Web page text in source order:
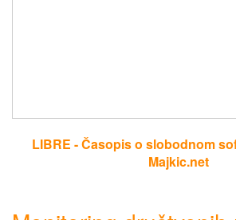
LIBRE - Časopis o slobodnom
Majkic.net